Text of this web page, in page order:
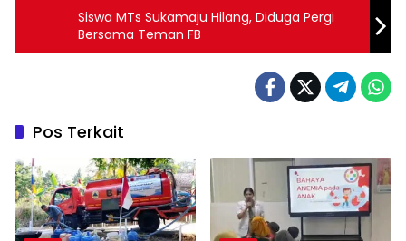
Siswa MTs Sukamaju Hilang, Diduga Pergi
Bersama Teman FB
Pos Terkait